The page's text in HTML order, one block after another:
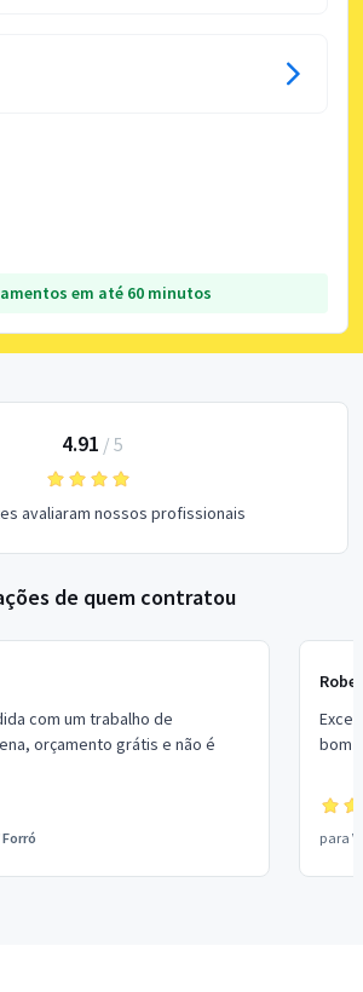
em até 60 minutos
4.91 / 5
avaliaram nossos profissionais
de quem contratou
com um trabalho de
orçamento grátis e não é
Forró
bom
para